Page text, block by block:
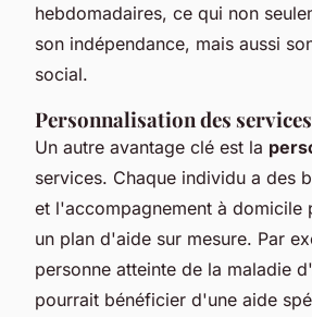
hebdomadaires, ce qui non
son indépendance, mais aussi
social.
Personnalisation des services
Un autre avantage clé est la
services. Chaque individu a des
et l'accompagnement à domicile
un plan d'aide sur mesure. Par
personne atteinte de la maladie
pourrait bénéficier d'une aide